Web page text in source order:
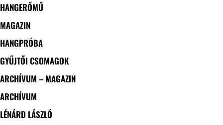
HANGERŐMŰ
MAGAZIN
HANGPRÓBA
GYŰJTŐI CSOMAGOK
ARCHÍVUM – MAGAZIN
ARCHÍVUM
LÉNÁRD LÁSZLÓ